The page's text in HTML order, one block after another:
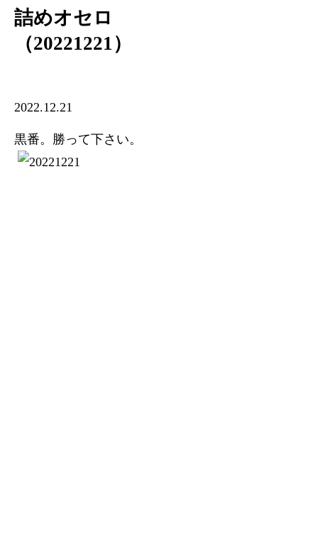
詰めオセロ
（20221221）
2022.12.21
黒番。勝って下さい。